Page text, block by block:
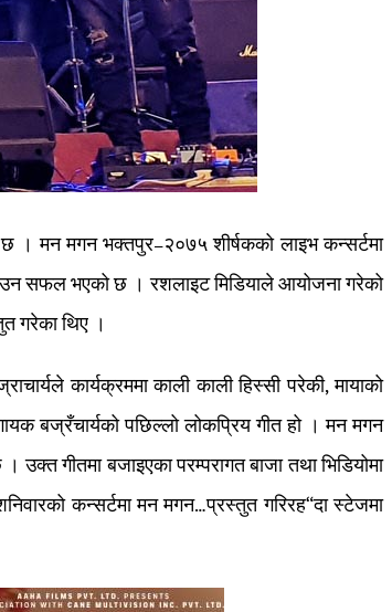
। मन मगन भक्तपुर–२०७५ शीर्षकको लाइभ कन्सर्टमा
सफल भएको छ । रशलाइट मिडियाले आयोजना गरेको
गरेका थिए ।
कार्यक्रममा काली काली हिस्सी परेकी, मायाको
बज्रँचार्यको पछिल्लो लोकप्रिय गीत हो । मन मगन
गीतमा बजाइएका परम्परागत बाजा तथा भिडियोमा
कन्सर्टमा मन मगन…प्रस्तुत गरिरह“दा स्टेजमा